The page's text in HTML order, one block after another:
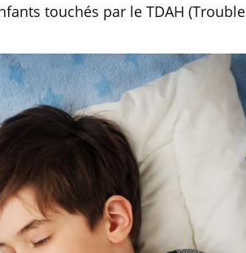
touchés par le TDAH (Trouble